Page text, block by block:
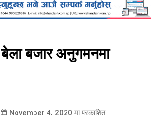
बजार अनुगमनमा
November 4, 2020 मा प्रकाशित